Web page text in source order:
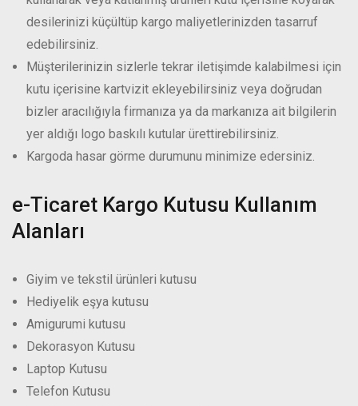
desilerinizi küçültüp kargo maliyetlerinizden tasarruf
edebilirsiniz.
Müşterilerinizin sizlerle tekrar iletişimde kalabilmesi için
kutu içerisine kartvizit ekleyebilirsiniz veya doğrudan
bizler aracılığıyla firmanıza ya da markanıza ait bilgilerin
yer aldığı logo baskılı kutular ürettirebilirsiniz.
Kargoda hasar görme durumunu minimize edersiniz.
e-Ticaret Kargo Kutusu Kullanım
Alanları
Giyim ve tekstil ürünleri kutusu
Hediyelik eşya kutusu
Amigurumi kutusu
Dekorasyon Kutusu
Laptop Kutusu
Telefon Kutusu